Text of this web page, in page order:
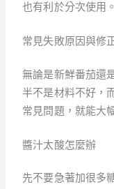
也有利於分次使用。
常見失敗原因與修
無論是新鮮番茄還
半不是材料不好，
常見問題，就能大
醬汁太酸怎麼辦
先不要急著加很多